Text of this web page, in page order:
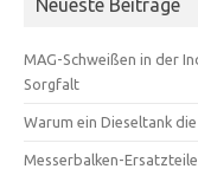
Neueste Beiträge
MAG-Schweißen in der
Sorgfalt
Warum ein Dieseltank
Messerbalken-